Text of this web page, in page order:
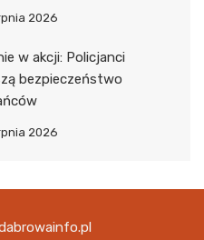
2026
w akcji: Policjanci
bezpieczeństwo
2026